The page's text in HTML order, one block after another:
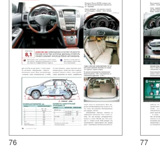
76 77